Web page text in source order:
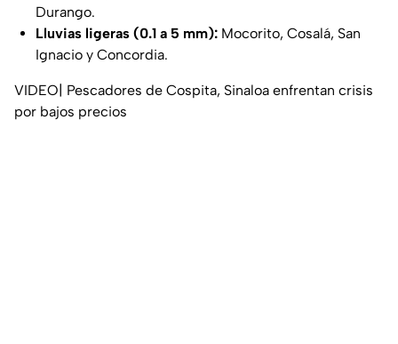
Durango.
Lluvias ligeras (0.1 a 5 mm): Mocorito, Cosalá, San
Ignacio y Concordia.
VIDEO| Pescadores de Cospita, Sinaloa enfrentan crisis
por bajos precios